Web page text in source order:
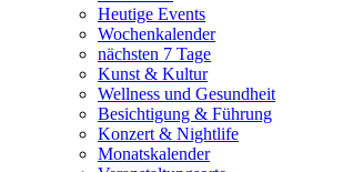
Heutige Events
Wochenkalender
nächsten 7 Tage
Kunst & Kultur
Wellness und Gesundheit
Besichtigung & Führung
Konzert & Nightlife
Monatskalender